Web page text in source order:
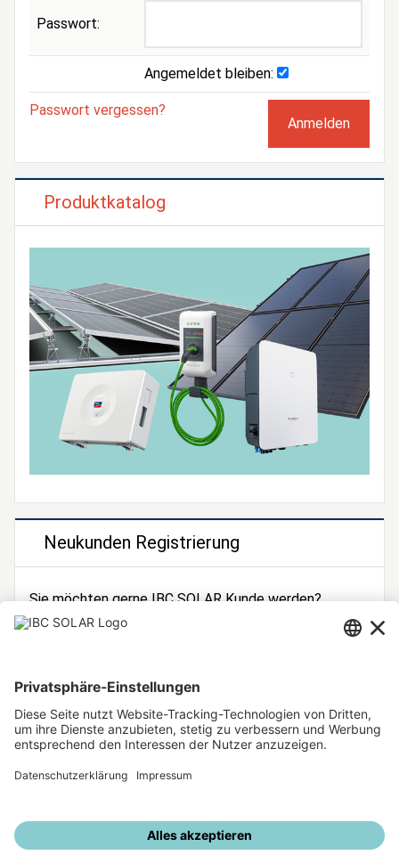
Passwort:
Angemeldet bleiben:
Passwort vergessen?
Produktkatalog
Neukunden Registrierung
Sie möchten gerne IBC SOLAR Kunde werden?
Dann registrieren Sie sich jetzt!
Unsere weiteren Angebote
IBC SOLAR Webseite